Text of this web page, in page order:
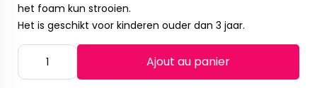
het foam kun strooien.
Het is geschikt voor kinderen ouder dan 3 jaar.
Ajout au panier